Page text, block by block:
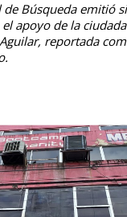
de Búsqueda emitió
apoyo de la
reportada